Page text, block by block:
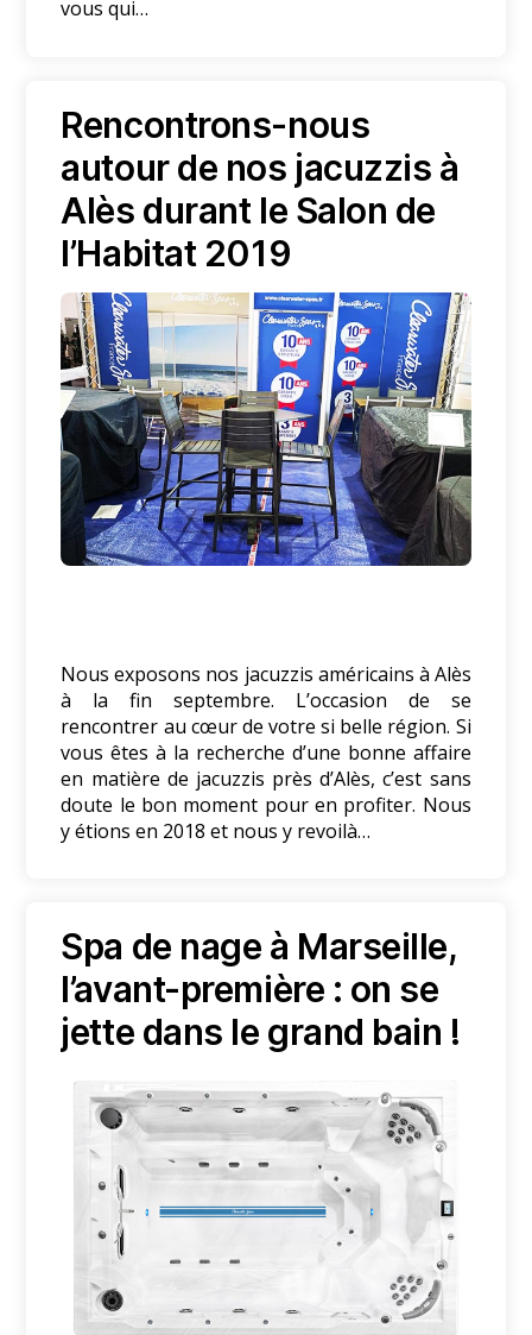
vous qui…
Rencontrons-nous
autour de nos jacuzzis à
Alès durant le Salon de
l’Habitat 2019
Nous exposons nos jacuzzis américains à Alès
à la fin septembre. L’occasion de se
rencontrer au cœur de votre si belle région. Si
vous êtes à la recherche d’une bonne affaire
en matière de jacuzzis près d’Alès, c’est sans
doute le bon moment pour en profiter. Nous
y étions en 2018 et nous y revoilà…
Spa de nage à Marseille,
l’avant-première : on se
jette dans le grand bain !